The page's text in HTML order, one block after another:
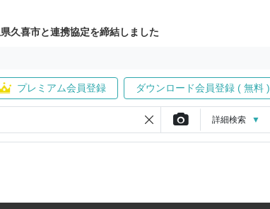
久喜市と連携協定を締結しました
プレミアム会員登録 ダウンロード会員登録 ( 無料 )
詳細検索 ▼